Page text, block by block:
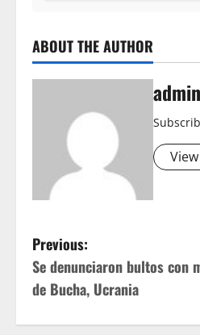
ABOUT THE AUTHOR
admin
P
o
s
Previous:
Se denunciaron bultos con
de Bucha, Ucrania